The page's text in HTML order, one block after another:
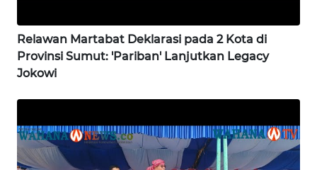
Relawan Martabat Deklarasi pada 2 Kota di
Provinsi Sumut: 'Pariban' Lanjutkan Legacy
Jokowi
BALI
KALBAR
WN
KALTENG